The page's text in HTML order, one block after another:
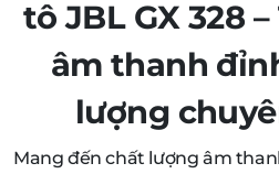
tô JBL GX 328
âm thanh
lượng
Mang đến chất lượng âm